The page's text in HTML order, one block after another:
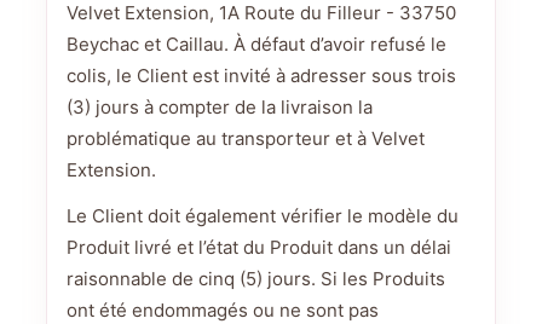
Velvet Extension, 1A Route du Filleur - 33750
Beychac et Caillau. À défaut d’avoir refusé le
colis, le Client est invité à adresser sous trois
(3) jours à compter de la livraison la
problématique au transporteur et à Velvet
Extension.
Le Client doit également vérifier le modèle du
Produit livré et l’état du Produit dans un délai
raisonnable de cinq (5) jours. Si les Produits
ont été endommagés ou ne sont pas